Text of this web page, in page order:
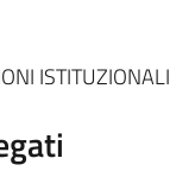
ISTITUZIONALI